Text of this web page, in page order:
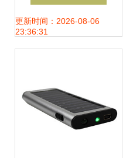
用指南
更新时间：2026-08-06
23:36:31